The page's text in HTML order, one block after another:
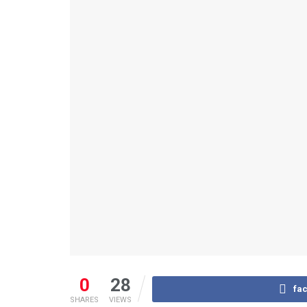
0
SHARES
28
VIEWS